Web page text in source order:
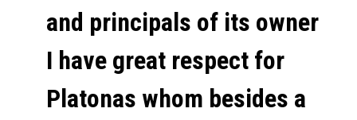
and principals of its owner
I have great respect for
Platonas whom besides a